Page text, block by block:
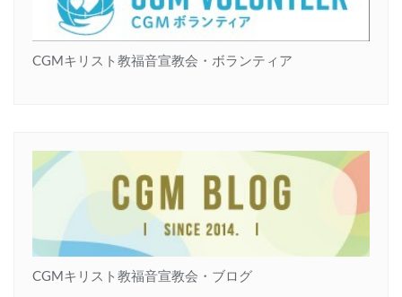
CGMキリスト教福音宣教会・ボランティア
CGMキリスト教福音宣教会・ブログ